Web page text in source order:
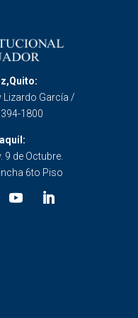
Lizardo García /
1800
9 de Octubre.
6to Piso